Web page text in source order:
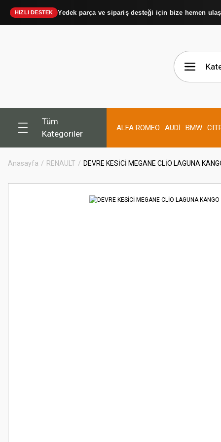
HIZLI DESTEK Yedek parça ve sipariş desteği için bize hemen
Tüm
Kategoriler
ALFA ROMEO AUDİ BMW
Anasayfa RENAULT DEVRE KESİCİ MEGANE CLİO LAGUNA